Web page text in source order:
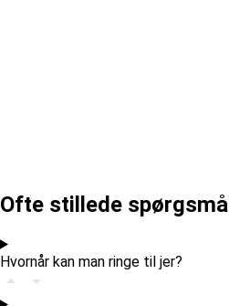
Ofte stillede spørgsmål
Hvornår kan man ringe til jer?